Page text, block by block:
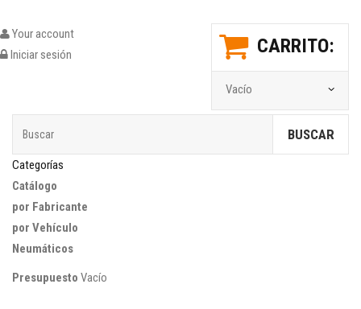
CARRITO:
Vacío
Your account
Iniciar sesión
BUSCAR
Categorías
Catálogo
por Fabricante
por Vehículo
Neumáticos
Presupuesto Vacío